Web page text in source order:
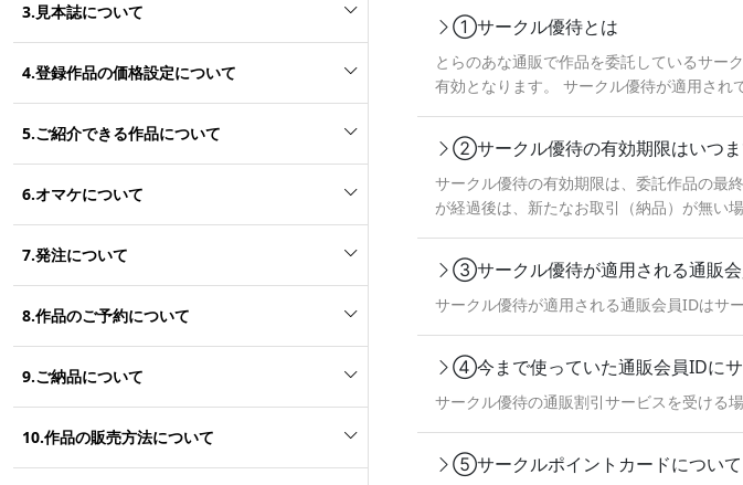
3.見本誌について
4.登録作品の価格設定について
5.ご紹介できる作品について
6.オマケについて
7.発注について
8.作品のご予約について
9.ご納品について
10.作品の販売方法について
①サークル優待とは
とらのあな通販で作品を委託しているサー
有効となります。 サークル優待が適用さ
の登録 ⑤発行された新しい通販会員IDと
週間程度で通販割引サービスがご利用可能
が表示されます。 ※サークル優待が適用さ
いるかご確認の上でご利用をお願い致しま
②サークル優待の有効期限はいつま
サークル優待の有効期限は、委託作品の最
が経過後は、新たなお取引（納品）が無い
③サークル優待が適用される通販
サークル優待が適用される通販会員IDはサ
④今まで使っていた通販会員IDに
サークル優待の通販割引サービスを受ける
⑤サークルポイントカードについて